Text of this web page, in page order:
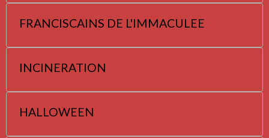
FRANCISCAINS DE L'IMMACULEE
INCINERATION
HALLOWEEN